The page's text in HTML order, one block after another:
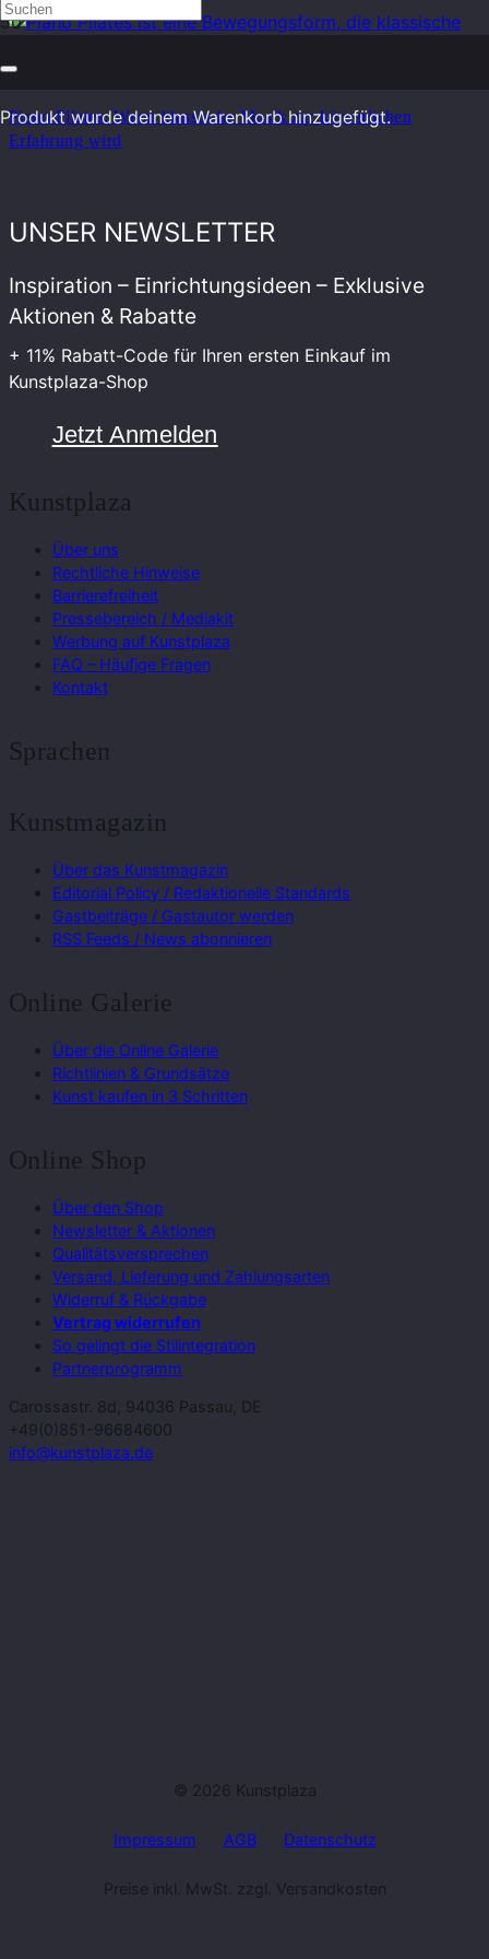
Produktwurde deinem Warenkorb hinzugefügt.
Piano Pilates: Wenn klassische Musik zur körperlichen
Erfahrung wird
UNSER NEWSLETTER
Inspiration – Einrichtungsideen – Exklusive
Aktionen & Rabatte
+ 11% Rabatt-Code für Ihren ersten Einkauf im
Kunstplaza-Shop
Jetzt Anmelden
Kunstplaza
Über uns
Rechtliche Hinweise
Barrierefreiheit
Pressebereich / Mediakit
Werbung auf Kunstplaza
FAQ – Häufige Fragen
Kontakt
Sprachen
Kunstmagazin
Über das Kunstmagazin
Editorial Policy / Redaktionelle Standards
Gastbeiträge / Gastautor werden
RSS Feeds / News abonnieren
Online Galerie
Über die Online Galerie
Richtlinien & Grundsätze
Kunst kaufen in 3 Schritten
Online Shop
Über den Shop
Newsletter & Aktionen
Qualitätsversprechen
Versand, Lieferung und Zahlungsarten
Widerruf & Rückgabe
Vertrag widerrufen
So gelingt die Stilintegration
Partnerprogramm
Carossastr. 8d, 94036 Passau, DE
+49(0)851-96684600
info@kunstplaza.de
© 2026 Kunstplaza
Impressum AGB Datenschutz
Preise inkl. MwSt. zzgl. Versandkosten